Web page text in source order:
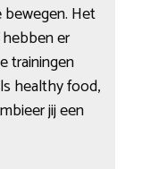
Het
er
trainingen
healthy food,
jij een